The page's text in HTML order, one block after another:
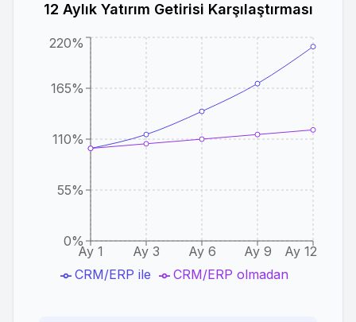
12 Aylık Yatırım Getirisi Karşılaştırması
Ay 1 Ay 3 Ay 6 Ay 9 Ay 12
0%
55%
110%
165%
220%
CRM/ERP ile CRM/ERP olmadan